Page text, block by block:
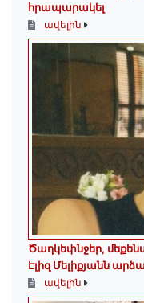
հրապարակել
ավելին
Ծաղկեփնջեր,
Էլիզ Մելիքյանն
ավելին